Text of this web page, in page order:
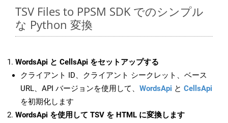
TSV Files to PPSM SDK でのシンプル
な Python 変換
WordsApi と CellsApi をセットアップする
クライアント ID、クライアント シークレット、ベース
URL、API バージョンを使用して、 WordsApi と CellsApi
を初期化します
WordsApi を使用して TSV を HTML に変換します